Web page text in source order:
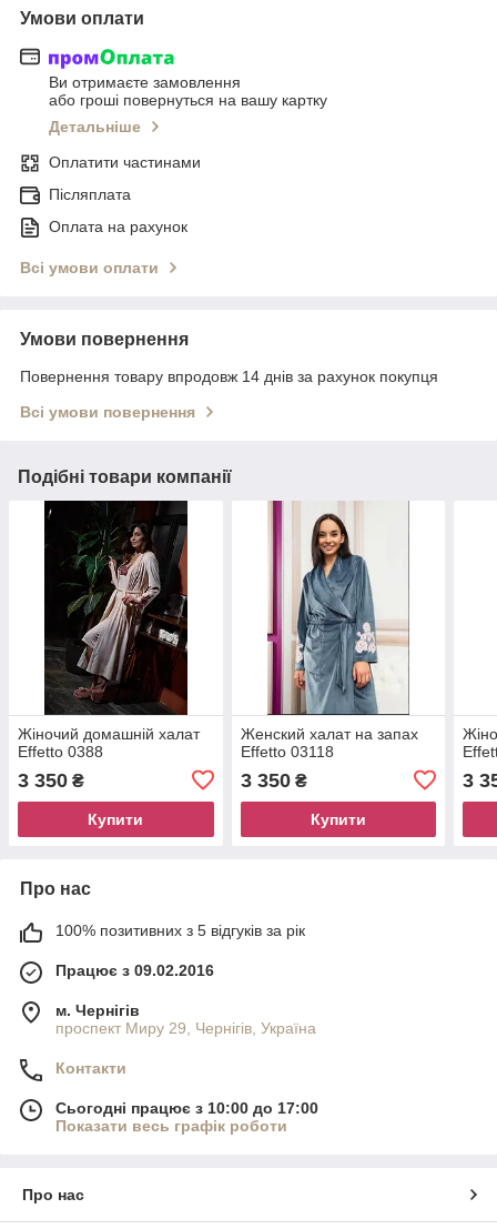
Умови оплати
Ви отримаєте замовлення
або гроші повернуться на вашу картку
Детальніше
Оплатити частинами
Післяплата
Оплата на рахунок
Всі умови оплати
Умови повернення
Повернення товару впродовж 14 днів за рахунок покупця
Всі умови повернення
Подібні товари компанії
Жіночий домашній халат
Effetto 0388
3 350 ₴
Купити
Женский халат на запах
Effetto 03118
3 350₴
Купити
3
Про нас
100% позитивних з 5 відгуків за рік
Працює з 09.02.2016
м. Чернігів
проспект Миру 29, Чернігів, Україна
Контакти
Сьогодні працює з 10:00 до 17:00
Показати весь графік роботи
Про нас